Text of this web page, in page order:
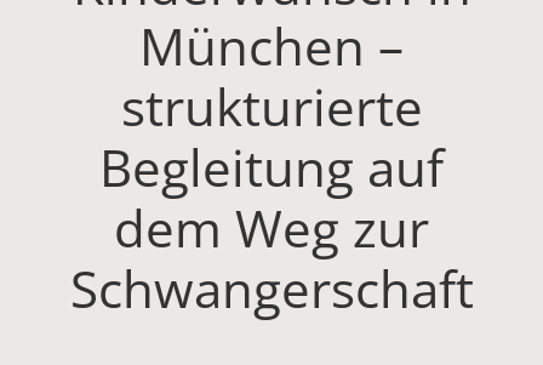
München –
strukturierte
Begleitung auf
dem Weg zur
Schwangerschaft